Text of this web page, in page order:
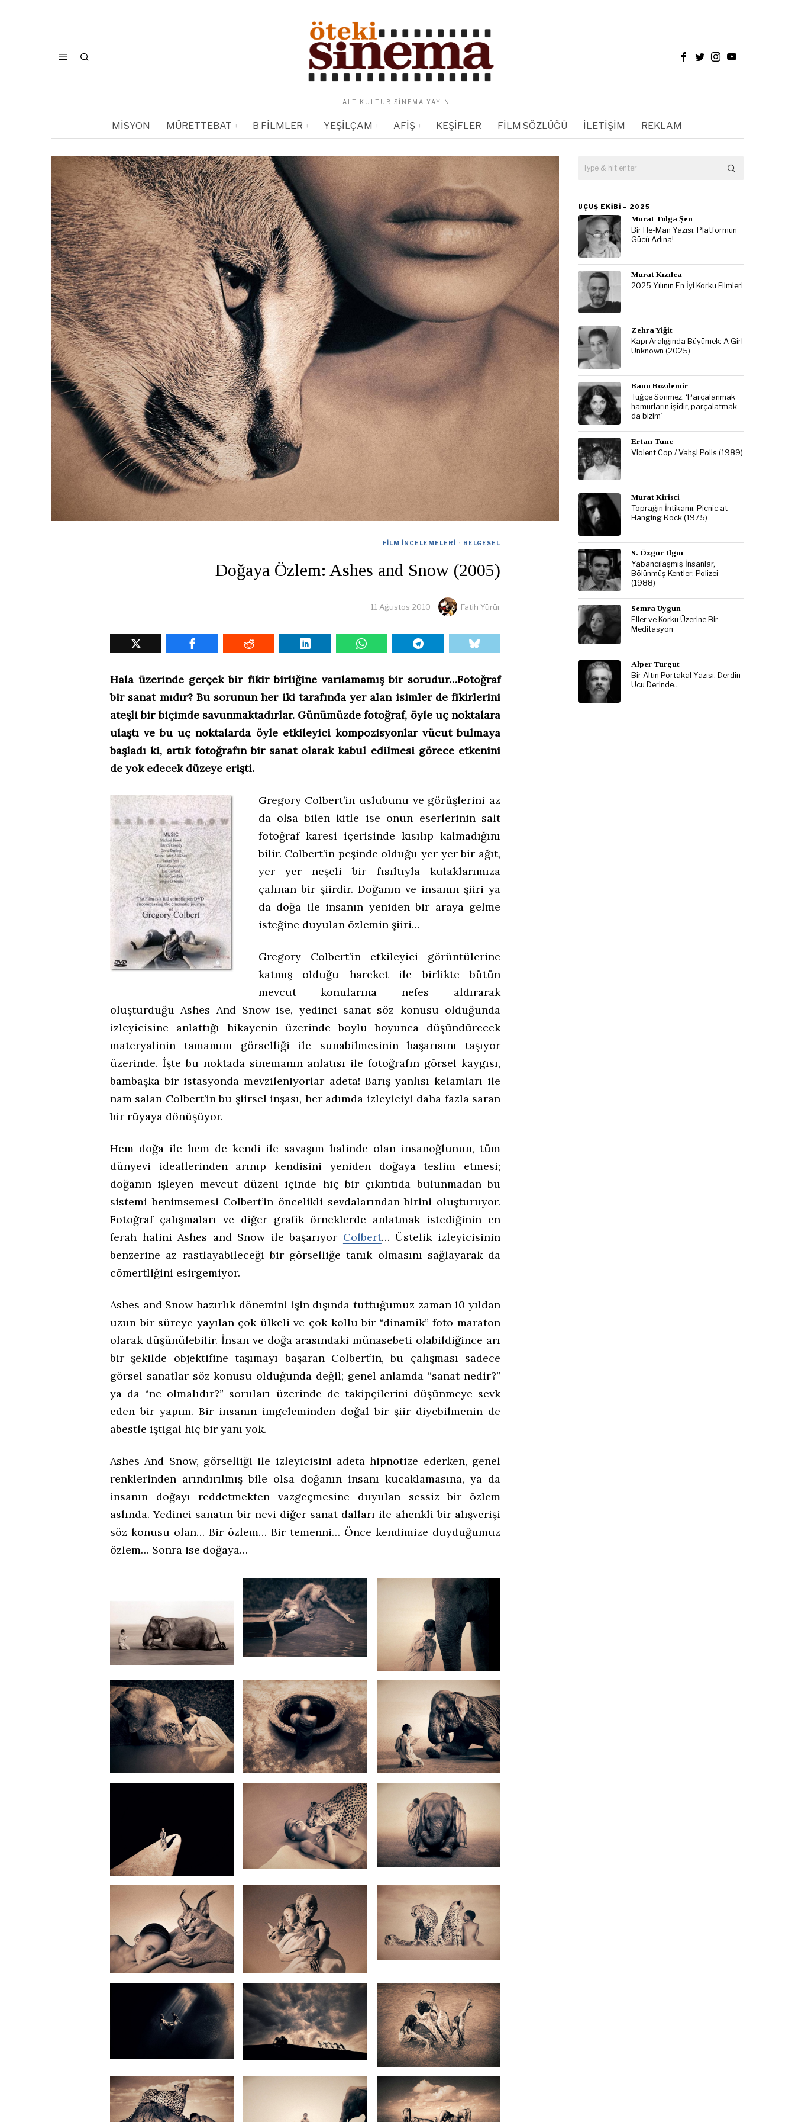
ALT KÜLTÜR SINEMA YAYINI
MISYON MÜRETTEBAT B FILMLER YEŞILÇAM AFIŞ KEŞIFLER FILM SÖZLÜĞÜ İLETIŞIM REKLAM
FILM İNCELEMELERI · BELGESEL
Doğaya Özlem: Ashes and Snow (2005)
11 Ağustos 2010 Fatih Yürür
Hala üzerinde gerçek bir fikir birliğine varılamamış bir sorudur…Fotoğraf
bir sanat mıdır? Bu sorunun her iki tarafında yer alan isimler de fikirlerini
ateşli bir biçimde savunmaktadırlar. Günümüzde fotoğraf, öyle uç noktalara
ulaştı ve bu uç noktalarda öyle etkileyici kompozisyonlar vücut bulmaya
başladı ki, artık fotoğrafın bir sanat olarak kabul edilmesi görece etkenini
de yok edecek düzeye erişti.
Gregory Colbert’in uslubunu ve görüşlerini az
da olsa bilen kitle ise onun eserlerinin salt
fotoğraf karesi içerisinde kısılıp kalmadığını
bilir. Colbert’in peşinde olduğu yer yer bir ağıt,
yer yer neşeli bir fısıltıyla kulaklarımıza
çalınan bir şiirdir. Doğanın ve insanın şiiri ya
da doğa ile insanın yeniden bir araya gelme
isteğine duyulan özlemin şiiri…
Gregory Colbert’in etkileyici görüntülerine
katmış olduğu hareket ile birlikte bütün
mevcut konularına nefes aldırarak
oluşturduğu Ashes And Snow ise, yedinci sanat söz konusu olduğunda
izleyicisine anlattığı hikayenin üzerinde boylu boyunca düşündürecek
materyalinin tamamını görselliği ile sunabilmesinin başarısını taşıyor
üzerinde. İşte bu noktada sinemanın anlatısı ile fotoğrafın görsel kaygısı,
bambaşka bir istasyonda mevzileniyorlar adeta! Barış yanlısı kelamları ile
nam salan Colbert’in bu şiirsel inşası, her adımda izleyiciyi daha fazla saran
bir rüyaya dönüşüyor.
Hem doğa ile hem de kendi ile savaşım halinde olan insanoğlunun, tüm
dünyevi ideallerinden arınıp kendisini yeniden doğaya teslim etmesi;
doğanın işleyen mevcut düzeni içinde hiç bir çıkıntıda bulunmadan bu
sistemi benimsemesi Colbert’in öncelikli sevdalarından birini oluşturuyor.
Fotoğraf çalışmaları ve diğer grafik örneklerde anlatmak istediğinin en
ferah halini Ashes and Snow ile başarıyor Colbert… Üstelik izleyicisinin
benzerine az rastlayabileceği bir görselliğe tanık olmasını sağlayarak da
cömertliğini esirgemiyor.
Ashes and Snow hazırlık dönemini işin dışında tuttuğumuz zaman 10 yıldan
uzun bir süreye yayılan çok ülkeli ve çok kollu bir “dinamik” foto maraton
olarak düşünülebilir. İnsan ve doğa arasındaki münasebeti olabildiğince arı
bir şekilde objektifine taşımayı başaran Colbert’in, bu çalışması sadece
görsel sanatlar söz konusu olduğunda değil; genel anlamda “sanat nedir?”
ya da “ne olmalıdır?” soruları üzerinde de takipçilerini düşünmeye sevk
eden bir yapım. Bir insanın imgeleminden doğal bir şiir diyebilmenin de
abestle iştigal hiç bir yanı yok.
Ashes And Snow, görselliği ile izleyicisini adeta hipnotize ederken, genel
renklerinden arındırılmış bile olsa doğanın insanı kucaklamasına, ya da
insanın doğayı reddetmekten vazgeçmesine duyulan sessiz bir özlem
aslında. Yedinci sanatın bir nevi diğer sanat dalları ile ahenkli bir alışverişi
söz konusu olan… Bir özlem… Bir temenni… Önce kendimize duyduğumuz
özlem… Sonra ise doğaya…
UÇUŞ EKIBI – 2025
Murat Tolga Şen
Bir He-Man Yazısı: Platformun
Gücü Adına!
Murat Kızılca
2025 Yılının En İyi Korku Filmleri
Zehra Yiğit
Kapı Aralığında Büyümek: A Girl
Unknown (2025)
Banu Bozdemir
Tuğçe Sönmez: ‘Parçalanmak
hamurların işidir, parçalatmak
da bizim’
Ertan Tunc
Violent Cop / Vahşi Polis (1989)
Murat Kirisci
Toprağın İntikamı: Picnic at
Hanging Rock (1975)
S. Özgür Ilgın
Yabancılaşmış İnsanlar,
Bölünmüş Kentler: Polizei
(1988)
Semra Uygun
Eller ve Korku Üzerine Bir
Meditasyon
Alper Turgut
Bir Altın Portakal Yazısı: Derdin
Ucu Derinde…